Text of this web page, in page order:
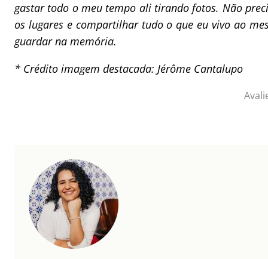
gastar todo o meu tempo ali tirando fotos. Não
os lugares e compartilhar tudo o que eu vivo ao
guardar na memória.
* Crédito imagem destacada: Jérôme Cantalupo